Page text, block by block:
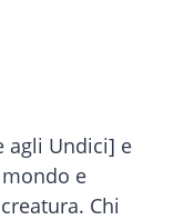
agli Undici] e
e
Chi